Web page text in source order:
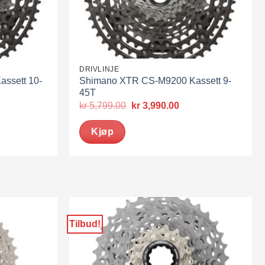
10-
DRIVLINJE
Shimano XTR CS-M9200 Kassett 9-
45T
kr5,799.00 Opprinnelig
kr3,990.00Nåværende
Kjøp
Tilbud!